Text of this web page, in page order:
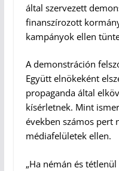
által szervezett
finanszírozott
kampányok ellen
A demonstráción
Együtt elnökeként
propaganda által
kísérletnek. Mint
években számos pert
médiafelületek ellen.
„Ha némán és